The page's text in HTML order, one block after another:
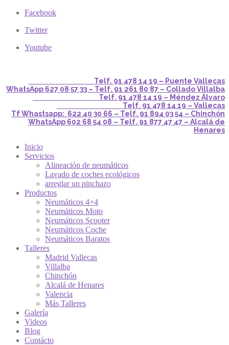
Facebook
Twitter
Youtube
Telf. 91 478 14 19 – Puente Vallecas
WhatsApp 627 08 57 33 – Telf. 91 261 80 87 – Collado Villalba
Telf. 91 478 14 19 – Méndez Álvaro
Telf. 91 478 14 19 – Vallecas
Tf Whastsapp: 622 40 30 66 – Telf. 91 894 03 54 – Chinchón
WhatsApp 602 68 54 08 – Telf. 91 877 47 47 – Alcalá de
Henares
Inicio
Servicios
Alineación de neumáticos
Lavado de coches ecológicos
arreglar un pinchazo
Productos
Neumáticos 4×4
Neumáticos Moto
Neumáticos Scooter
Neumáticos Coche
Neumáticos Baratos
Talleres
Madrid Vallecas
Villalba
Chinchón
Alcalá de Henares
Valencia
Más Talleres
Galería
Videos
Blog
Contácto